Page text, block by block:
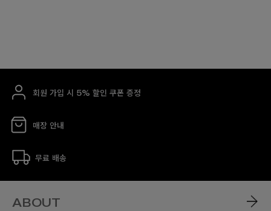
회원 가입 시 5% 할인 쿠폰 증정
매장 안내
무료 배송
ABOUT